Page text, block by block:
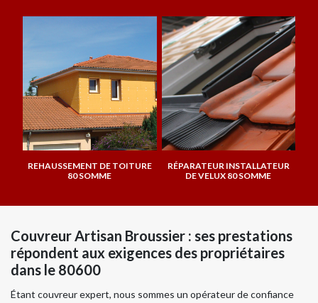
REHAUSSEMENT DE TOITURE
80 SOMME
RÉPARATEUR INSTALLATEUR
DE VELUX 80 SOMME
Couvreur Artisan Broussier : ses prestations
répondent aux exigences des propriétaires
dans le 80600
Étant couvreur expert, nous sommes un opérateur de confiance